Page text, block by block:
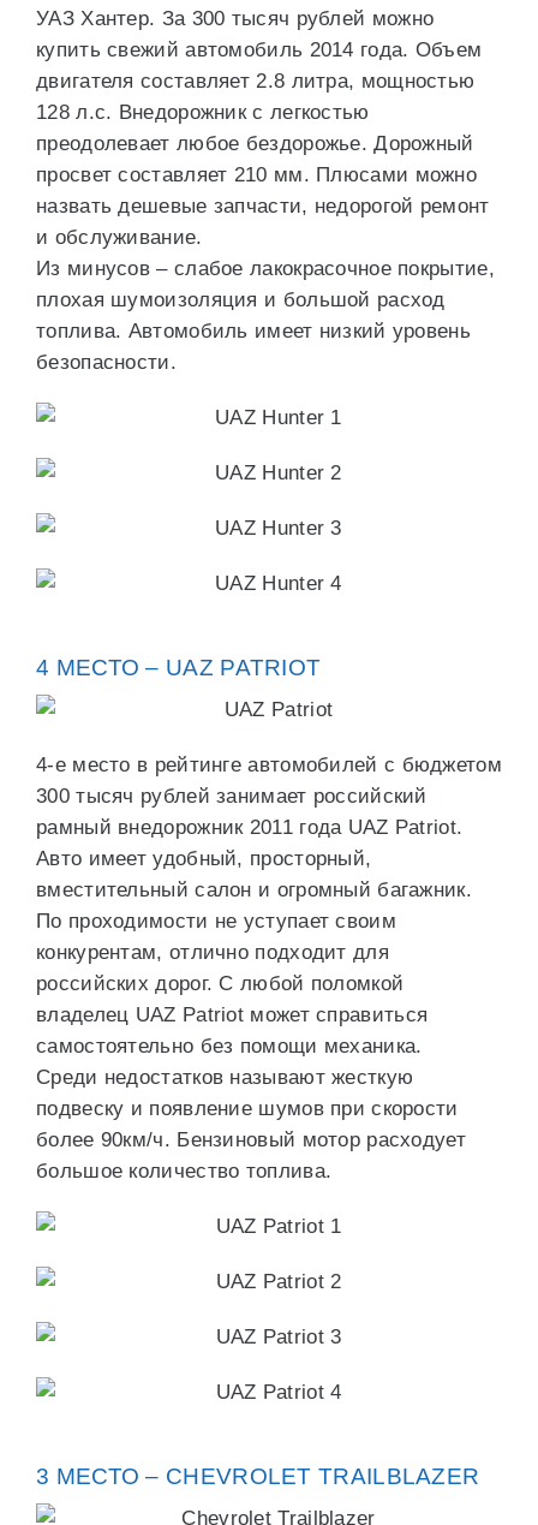
УАЗ Хантер. За 300 тысяч рублей можно
купить свежий автомобиль 2014 года. Объем
двигателя составляет 2.8 литра, мощностью
128 л.с. Внедорожник с легкостью
преодолевает любое бездорожье. Дорожный
просвет составляет 210 мм. Плюсами можно
назвать дешевые запчасти, недорогой ремонт
и обслуживание.
Из минусов – слабое лакокрасочное покрытие,
плохая шумоизоляция и большой расход
топлива. Автомобиль имеет низкий уровень
безопасности.
4 МЕСТО – UAZ PATRIOT
4-е место в рейтинге автомобилей с бюджетом
300 тысяч рублей занимает российский
рамный внедорожник 2011 года UAZ Patriot.
Авто имеет удобный, просторный,
вместительный салон и огромный багажник.
По проходимости не уступает своим
конкурентам, отлично подходит для
российских дорог. С любой поломкой
владелец UAZ Patriot может справиться
самостоятельно без помощи механика.
Среди недостатков называют жесткую
подвеску и появление шумов при скорости
более 90км/ч. Бензиновый мотор расходует
большое количество топлива.
3 МЕСТО – CHEVROLET TRAILBLAZER